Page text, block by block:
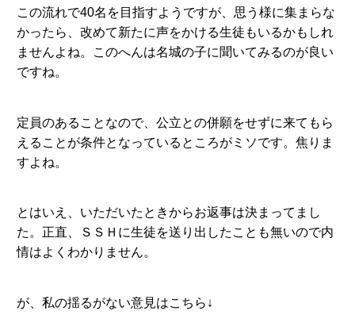
この流れで40名を目指すようですが、思う様に集まらな
かったら、改めて新たに声をかける生徒もいるかもしれ
ませんよね。このへんは名城の子に聞いてみるのが良い
ですね。
定員のあることなので、公立との併願をせずに来てもら
えることが条件となっているところがミソです。焦りま
すよね。
とはいえ、いただいたときからお返事は決まってまし
た。正直、ＳＳＨに生徒を送り出したことも無いので内
情はよくわかりません。
が、私の揺るがない意見はこちら↓